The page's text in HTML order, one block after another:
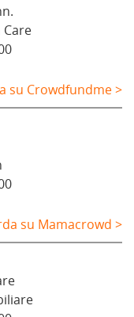
su Crowdfundme >
su Mamacrowd >